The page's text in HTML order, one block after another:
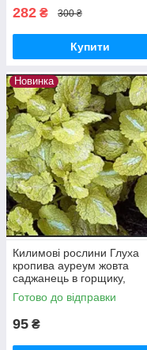
282 ₴ 300 ₴
Купити
Новинка
Килимові рослини Глуха
кропива ауреум жовта
саджанець в горщику,
Lamium maculatum
Готово до відправки
95 ₴